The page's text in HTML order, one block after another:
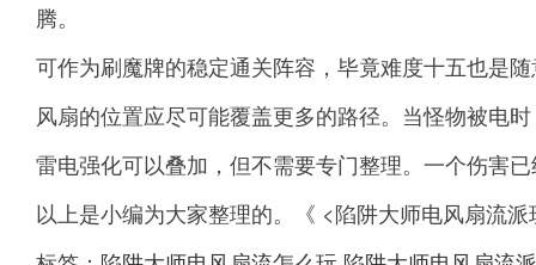
腾。
可作为刷魔牌的稳定通关阵容，毕竟难度十五也是
风扇的位置应尽可能覆盖更多的路径。当怪物被电
雷电强化可以叠加，但不需要专门整理。一个伤害
以上是小编为大家整理的。《 <陷阱大师电风扇流